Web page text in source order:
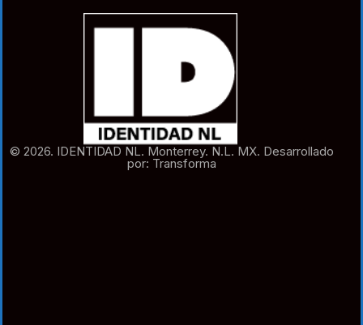
© 2026. IDENTIDAD NL. Monterrey. N.L. MX. Desarrollado
por: Transforma